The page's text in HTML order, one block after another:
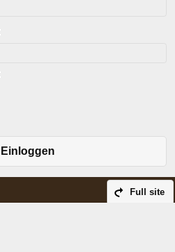
Einloggen
Full site